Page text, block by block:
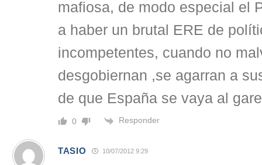
mafiosa, de modo especial el
a haber un brutal ERE de
incompetentes, cuando no
desgobiernan ,se agarran a
de que España se vaya al
0 Responder
TASIO 10/07/2012 9:29